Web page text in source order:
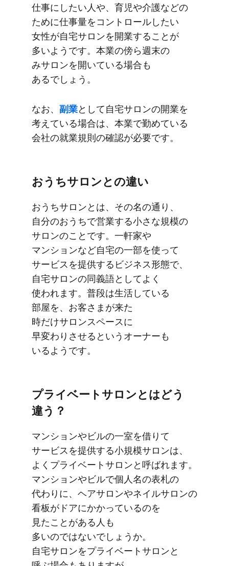
仕事に​​したい​人や、​​育児や​​介護などの​​
ために​​仕事量を​​コントロールしたい​​
女性が​​自宅サロンを​​開業する​​ことが​​
多いようです。​​本業の​​傍ら週末の​​
みサロンを​​開いている​​場合も​​
あるでしょう。
な​お、 ​副業と​​して​​自宅サロンの​​開業を​​
考えている​​場合は、​​本業で​​勤めている​​
会社の​​就業規則の​​確認が​​必要です。​​
おうちサロンとの​違い
おうちサロンとは、​その名の​通り、​
自分の​おうちで​営業する​小さな​規模の​
サロンの​ことです。​一軒家や​
マンションなど​自宅の​一部を​使って​
サービスを​提供する​ビジネス形態で、​
自宅サロンの​同義語と​して​よく​
使われます。​普段は​生活している​
部屋を、​お客さまが​来た​
時だけサロンスペースに​
早変わりさせると​いう​オーナーも​
いるようです。
プライベートサロンとは​どう​
違う？
マンションや​ビルの​一室を​借りて​
サービスを​提供する​小規模サロンは、​
よく​プライベートサロンと​呼ばれます。​
マンションや​ビルで​個人名の​表札の​
代わりに、​ヘアサロンや​ネイルサロンの​
看板が​ドアに​かかっているのを​
見たことがある​人も​
多いのではないでしょうか。​
自宅サロンを​プライベートサロンと​